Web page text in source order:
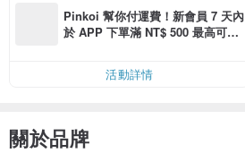
Pinkoi 幫你付運費！新會員 7 天內
於 APP 下單滿 NT$ 500 最高可折
活動詳情
關於品牌